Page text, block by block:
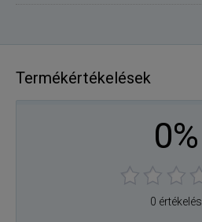
Termékértékelések
0%
0 értékelés